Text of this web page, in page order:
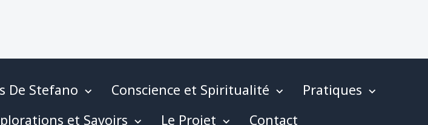
De Stefano Conscience et Spiritualité
Pratiques
et Savoirs
Le Projet Contact